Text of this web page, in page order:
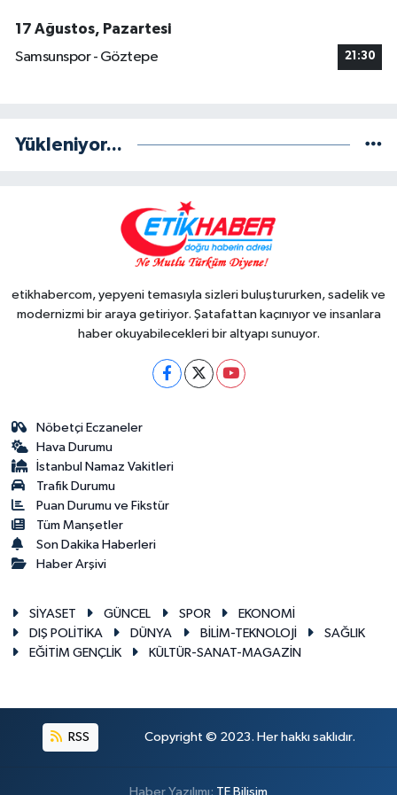
17 Ağustos, Pazartesi
Samsunspor - Göztepe
21:30
Yükleniyor...
etikhabercom, yepyeni temasıyla sizleri buluştururken, sadelik ve
modernizmi bir araya getiriyor. Şatafattan kaçınıyor ve insanlara
haber okuyabilecekleri bir altyapı sunuyor.
Nöbetçi Eczaneler
Hava Durumu
İstanbul Namaz Vakitleri
Trafik Durumu
Puan Durumu ve Fikstür
Tüm Manşetler
Son Dakika Haberleri
Haber Arşivi
SİYASET GÜNCEL SPOR
EKONOMİ
DIŞ POLİTİKA
DÜNYA BİLİM-TEKNOLOJİ
SAĞLIK
EĞİTİM GENÇLİK
KÜLTÜR-SANAT-MAGAZİN
RSS Copyright © 2023. Her hakkı saklıdır.
Haber Yazılımı: TE Bilişim